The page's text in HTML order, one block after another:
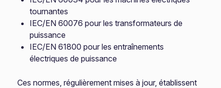
tournantes
IEC/EN 60076 pour les transformateurs de
puissance
IEC/EN 61800 pour les entraînements
électriques de puissance
Ces normes, régulièrement mises à jour, établissent